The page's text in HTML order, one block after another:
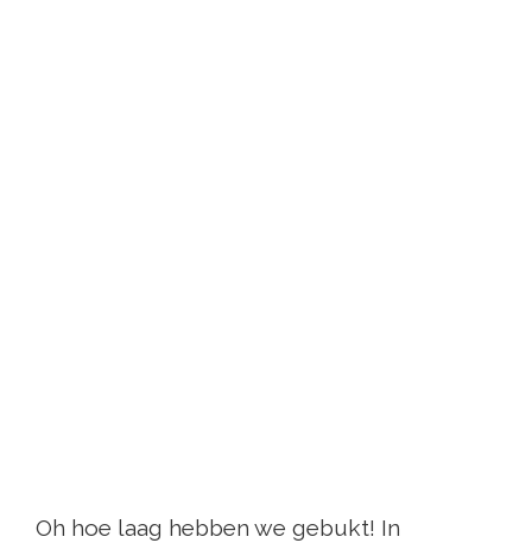
Oh hoe laag hebben we gebukt! In